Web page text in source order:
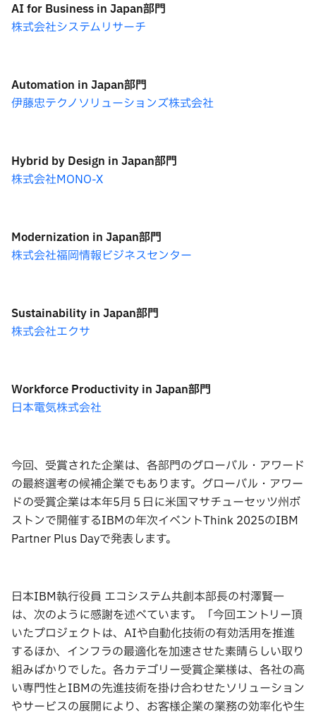
AI for Business in Japan部門
株式会社システムリサーチ
Automation in Japan部門
伊藤忠テクノソリューションズ株式会社
Hybrid by Design in Japan部門
株式会社MONO-X
Modernization in Japan部門
株式会社福岡情報ビジネスセンター
Sustainability in Japan部門
株式会社エクサ
Workforce Productivity in Japan部門
日本電気株式会社
今回、受賞された企業は、各部門のグローバル・アワード
の最終選考の候補企業でもあります。グローバル・アワー
ドの受賞企業は本年5月５日に米国マサチューセッツ州ボ
ストンで開催するIBMの年次イベントThink 2025のIBM
Partner Plus Dayで発表します。
日本IBM執行役員 エコシステム共創本部長の村澤賢一
は、次のように感謝を述べています。「今回エントリー頂
いたプロジェクトは、AIや自動化技術の有効活用を推進
するほか、インフラの最適化を加速させた素晴らしい取り
組みばかりでした。各カテゴリー受賞企業様は、各社の高
い専門性とIBMの先進技術を掛け合わせたソリューション
やサービスの展開により、お客様企業の業務の効率化や生